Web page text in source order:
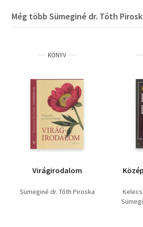
Még több Sümeginé dr. Tóth
KÖNYV
Virágirodalom
Sümeginé dr. Tóth Piroska